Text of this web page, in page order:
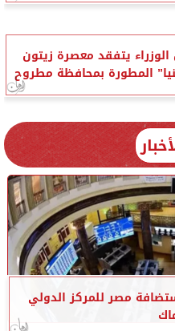
يتفقد معصرة زيتون
المطورة بمحافظة مطروح
مصر للمركز الدولي